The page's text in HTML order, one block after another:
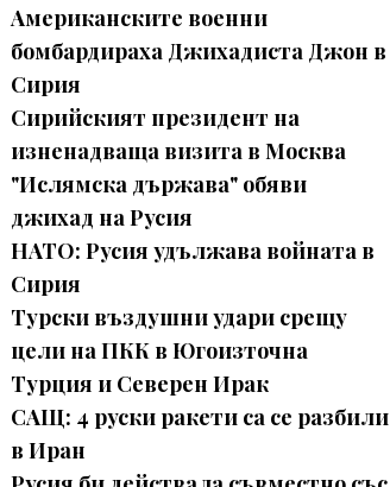
Американските военни
бомбардираха Джихадиста Джон в
Сирия
Сирийският президент на
изненадваща визита в Москва
"Ислямска държава" обяви
джихад на Русия
НАТО: Русия удължава войната в
Сирия
Tурски въздушни удари срещу
цели на ПКК в Югоизточна
Турция и Северен Ирак
САЩ: 4 руски ракети са се разбили
в Иран